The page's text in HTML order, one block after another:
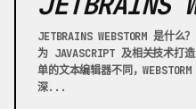
JETBRAINS WEBSTORM 是什么
为 JAVASCRIPT 及相关技术打
单的文本编辑器不同，
深...